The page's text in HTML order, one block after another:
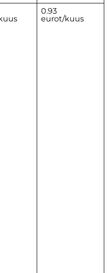
0.93
eurot/kuus